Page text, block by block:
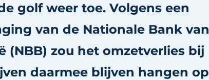
golf weer toe. Volgens een
van de Nationale Bank van
(NBB) zou het omzetverlies bij
daarmee blijven hangen op